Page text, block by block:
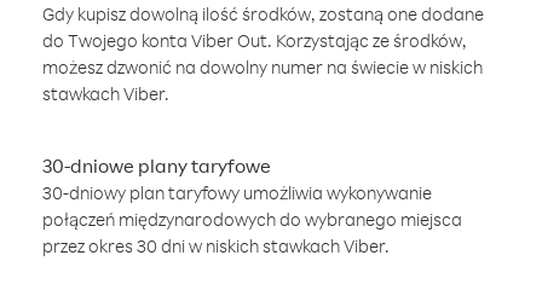
Gdy kupisz dowolną ilość środków, zostaną one dodane
do Twojego konta Viber Out. Korzystając ze środków,
możesz dzwonić na dowolny numer na świecie w niskich
stawkach Viber.
30-dniowe plany taryfowe
30-dniowy plan taryfowy umożliwia wykonywanie
połączeń międzynarodowych do wybranego miejsca
przez okres 30 dni w niskich stawkach Viber.